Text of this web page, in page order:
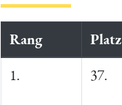
Rang Platz
1.
37.